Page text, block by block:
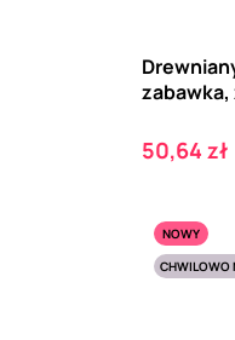
zabawka,
Cena
50,64 zł
NOWY
CHWILOWO